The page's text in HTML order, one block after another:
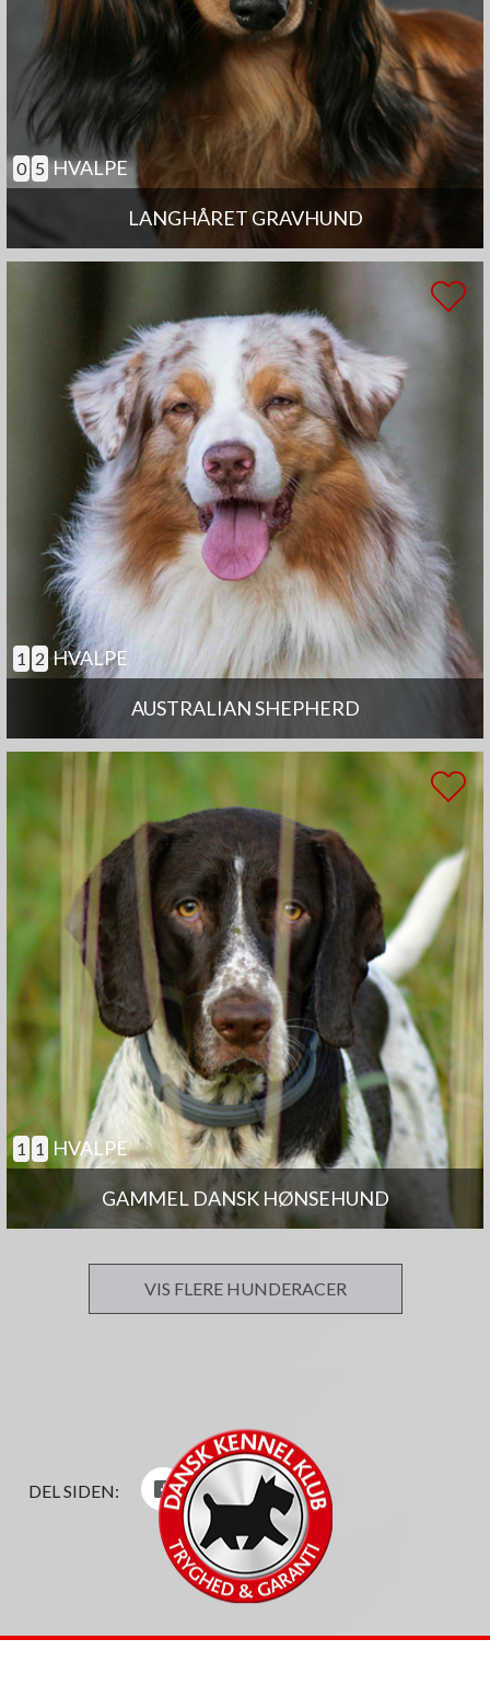
LANGHÅRET GRAVHUND
0 5 HVALPE
AUSTRALIAN SHEPHERD
1 2 HVALPE
GAMMEL DANSK HØNSEHUND
1 1 HVALPE
VIS FLERE HUNDERACER
DEL SIDEN: